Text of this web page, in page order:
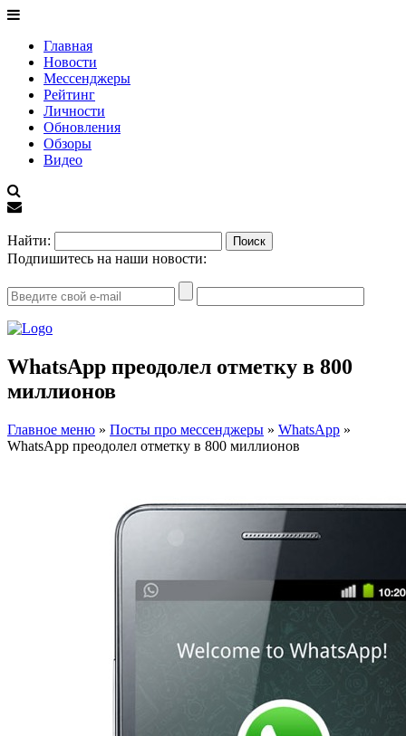
Главная
Новости
Мессенджеры
Рейтинг
Личности
Обновления
Обзоры
Видео
Найти:
Подпишитесь на наши новости:
WhatsApp преодолел отметку в 800
миллионов
Главное меню » Посты про мессенджеры » WhatsApp »
WhatsApp преодолел отметку в 800 миллионов